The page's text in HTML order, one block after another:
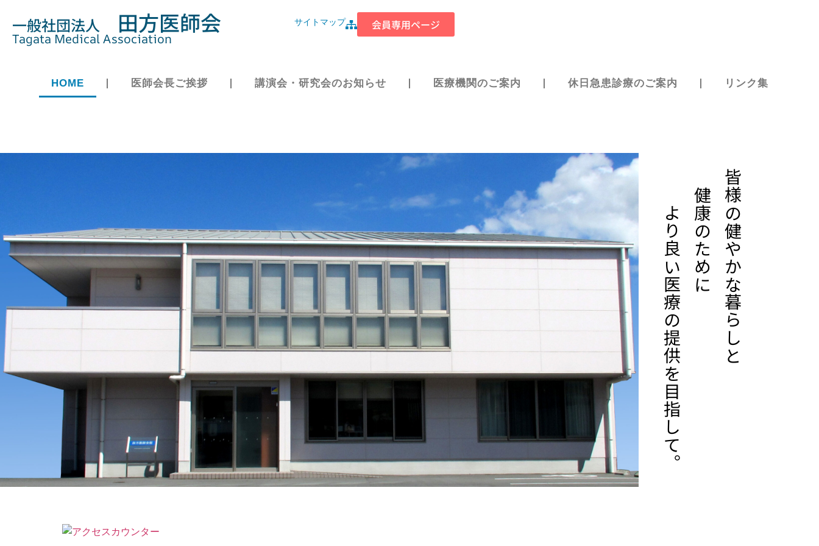
一般社団法人 田方医師会
Tagata Medical Association
サイトマップ 会員専用ページ
HOME 医師会長ご挨拶 講演会・研究会のお知らせ 医療機関のご案内 休日急患診療のご案内 リンク集
皆様の健やかな暮らしと
健康のために
より良い医療の提供を目指して。